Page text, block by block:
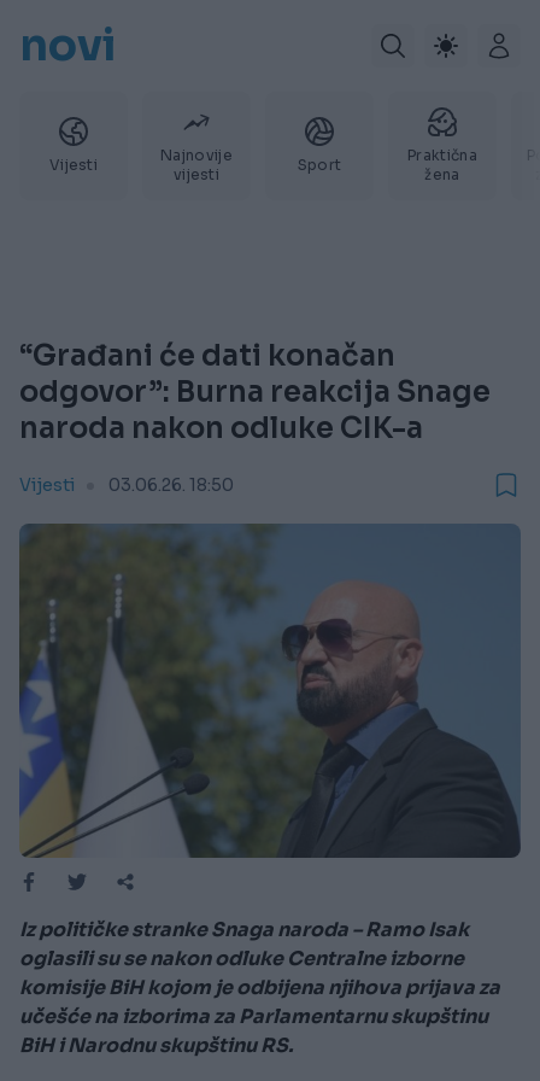
novi
Vijesti
Najnovije
vijesti
Sport
Praktična
žena
“Građani će dati konačan
odgovor”: Burna reakcija Snage
naroda nakon odluke CIK-a
Vijesti 03.06.26. 18:50
Iz političke stranke Snaga naroda – Ramo Isak
oglasili su se nakon odluke Centralne izborne
komisije BiH kojom je odbijena njihova prijava za
učešće na izborima za Parlamentarnu skupštinu
BiH i Narodnu skupštinu RS.